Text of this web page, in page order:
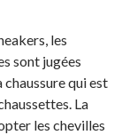
les
sont jugées
qui est
La
les chevilles